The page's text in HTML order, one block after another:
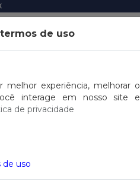
de uso
melhor experiência, melhorar o
interage em nosso site e
de privacidade
de uso